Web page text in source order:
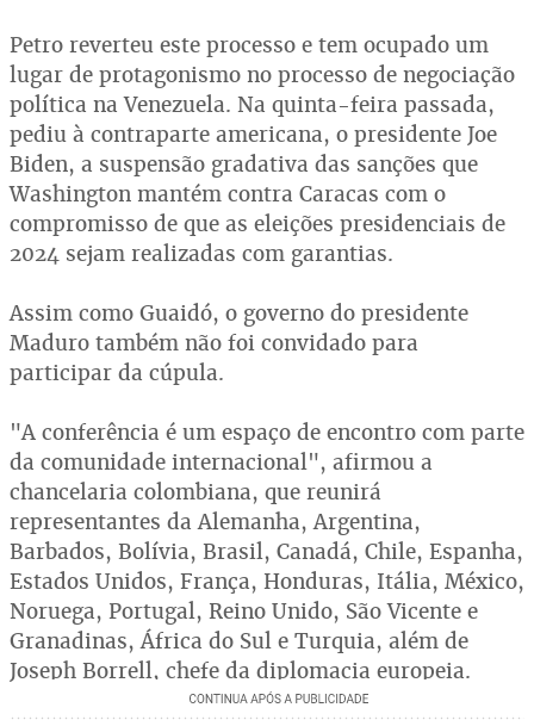
Petro reverteu este processo e tem ocupado um
lugar de protagonismo no processo de negociação
política na Venezuela. Na quinta-feira passada,
pediu à contraparte americana, o presidente Joe
Biden, a suspensão gradativa das sanções que
Washington mantém contra Caracas com o
compromisso de que as eleições presidenciais de
2024 sejam realizadas com garantias.
Assim como Guaidó, o governo do presidente
Maduro também não foi convidado para
participar da cúpula.
"A conferência é um espaço de encontro com parte
da comunidade internacional", afirmou a
chancelaria colombiana, que reunirá
representantes da Alemanha, Argentina,
Barbados, Bolívia, Brasil, Canadá, Chile, Espanha,
Estados Unidos, França, Honduras, Itália, México,
Noruega, Portugal, Reino Unido, São Vicente e
Granadinas, África do Sul e Turquia, além de
Joseph Borrell, chefe da diplomacia europeia.